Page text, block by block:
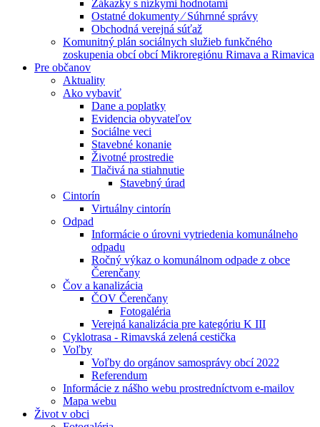
Zákazky s nízkymi hodnotami
Ostatné dokumenty ⁄ Súhrnné správy
Obchodná verejná súťaž
Komunitný plán sociálnych služieb funkčného
zoskupenia obcí obcí Mikroregiónu Rimava a Rimavica
Pre občanov
Aktuality
Ako vybaviť
Dane a poplatky
Evidencia obyvateľov
Sociálne veci
Stavebné konanie
Životné prostredie
Tlačivá na stiahnutie
Stavebný úrad
Cintorín
Virtuálny cintorín
Odpad
Informácie o úrovni vytriedenia komunálneho
odpadu
Ročný výkaz o komunálnom odpade z obce
Čerenčany
Čov a kanalizácia
ČOV Čerenčany
Fotogaléria
Verejná kanalizácia pre kategóriu K III
Cyklotrasa - Rimavská zelená cestička
Voľby
Voľby do orgánov samosprávy obcí 2022
Referendum
Informácie z nášho webu prostredníctvom e-mailov
Mapa webu
Život v obci